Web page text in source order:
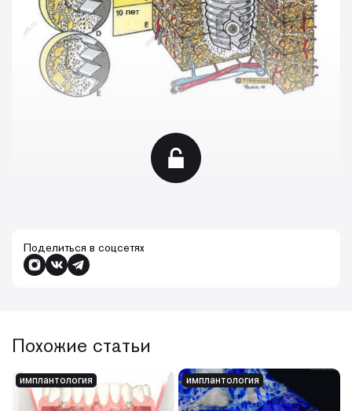
Поделиться в соцсетях
Похожие статьи
имплантология имплантология